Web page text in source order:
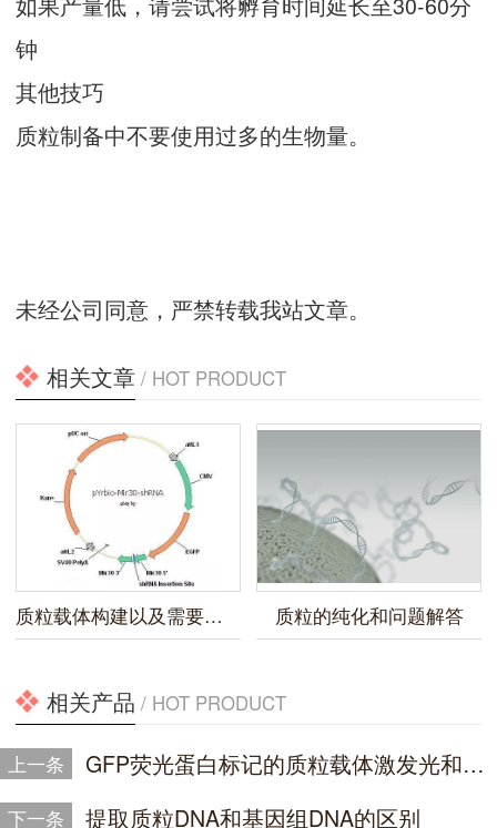
钟
其他技巧
质粒制备中不要使用过多的生物量。
未经公司同意，严禁转载我站文章。
相关文章 / HOT PRODUCT
质粒载体构建以及需要注意的事项 质粒的纯化和问题解答
相关产品 / HOT PRODUCT
上一条 GFP荧光蛋白标记的质粒载体激发光和发射光
下一条 提取质粒DNA和基因组DNA的区别